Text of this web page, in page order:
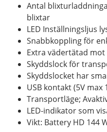
Antal
blixtar
LED Inställningsljus
Snabbkoppling för
Extra vädertätad
Skyddslock för
Skyddslocket har
USB kontakt (5V
Transportläge;
LED-indikator som
Vikt: Battery HD 144